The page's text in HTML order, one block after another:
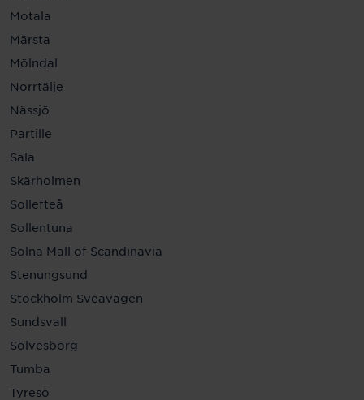
Motala
Märsta
Mölndal
Norrtälje
Nässjö
Partille
Sala
Skärholmen
Sollefteå
Sollentuna
Solna Mall of Scandinavia
Stenungsund
Stockholm Sveavägen
Sundsvall
Sölvesborg
Tumba
Tyresö